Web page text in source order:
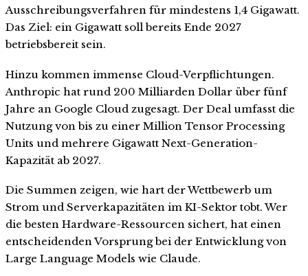
Ausschreibungsverfahren für mindestens 1,4 Gigawatt.
Das Ziel: ein Gigawatt soll bereits Ende 2027
betriebsbereit sein.
Hinzu kommen immense Cloud-Verpflichtungen.
Anthropic hat rund 200 Milliarden Dollar über fünf
Jahre an Google Cloud zugesagt. Der Deal umfasst die
Nutzung von bis zu einer Million Tensor Processing
Units und mehrere Gigawatt Next-Generation-
Kapazität ab 2027.
Die Summen zeigen, wie hart der Wettbewerb um
Strom und Serverkapazitäten im KI-Sektor tobt. Wer
die besten Hardware-Ressourcen sichert, hat einen
entscheidenden Vorsprung bei der Entwicklung von
Large Language Models wie Claude.